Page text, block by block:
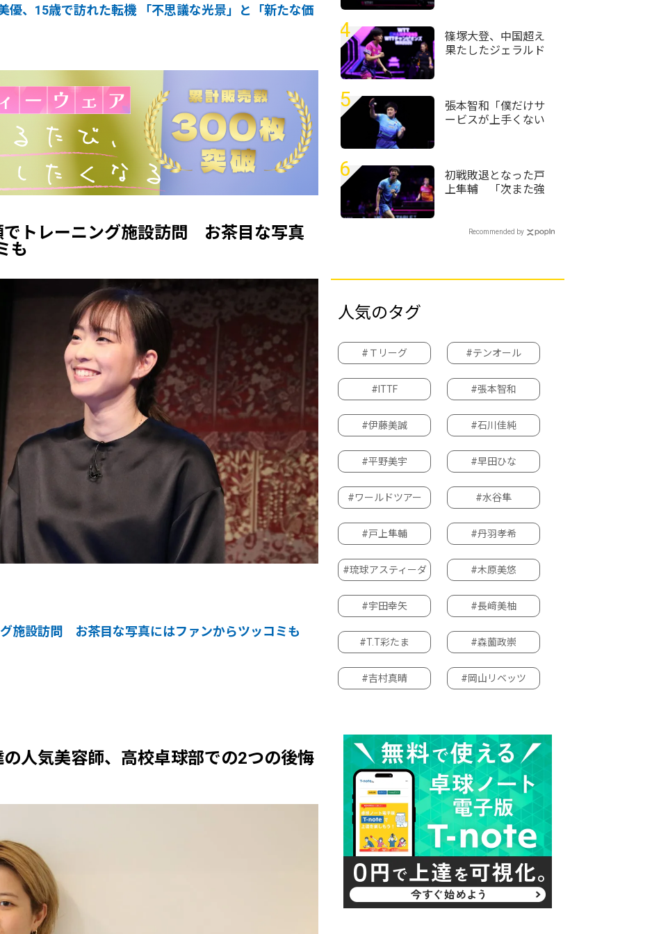
優、15歳で訪れた転機 「不思議な光景」と「新たな価
でトレーニング施設訪問 お茶目な写真
も
施設訪問 お茶目な写真にはファンからツッコミも
人気美容師、高校卓球部での2つの後悔
4
篠塚大登、中国超え
果たしたジェラルド
5
張本智和「僕だけサ
ービスが上手くない
チャンピオンズ横浜
2026＞
6
初戦敗退となった戸
上隼輔 「次また強
りたい」＜卓球・
Recommended by
人気のタグ
#Ｔリーグ #テンオール
#ITTF #張本智和
#伊藤美誠 #石川佳純
#平野美宇 #早田ひな
#ワールドツアー #水谷隼
#戸上隼輔 #丹羽孝希
#琉球アスティーダ #木原美悠
#宇田幸矢 #長﨑美柚
#T.T彩たま #森薗政崇
#吉村真晴 #岡山リベッツ